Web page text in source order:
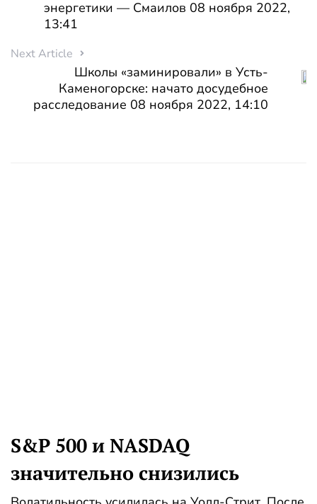
энергетики — Смаилов 08 ноября 2022,
13:41
Next Article
Школы «заминировали» в Усть-
Каменогорске: начато досудебное
расследование 08 ноября 2022, 14:10
S&P 500 и NASDAQ
значительно снизились